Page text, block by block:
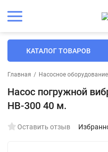
КАТАЛОГ ТОВАРОВ
Главная / Насосное оборудование
Насос погружной
НВ-300 40 м.
Оставить отзыв